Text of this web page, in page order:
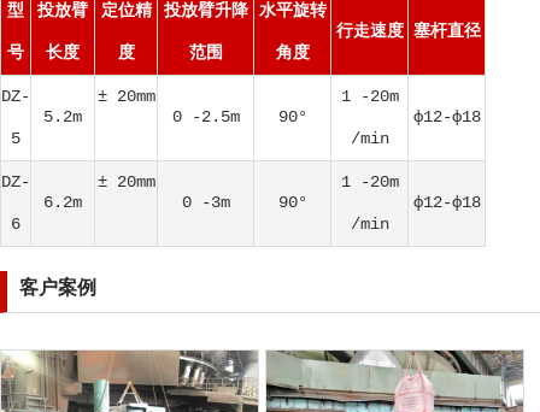
型
号
投放臂
长度
定位精
度
投放臂升降
范围
水平旋转
角度
行走速度 塞杆直径
DZ-
5
5.2m
± 20mm
0 -2.5m
90°
1 -20m
/min
ф12-ф18
DZ-
6
6.2m
± 20mm
0 -3m
90°
1 -20m
/min
ф12-ф18
客户案例